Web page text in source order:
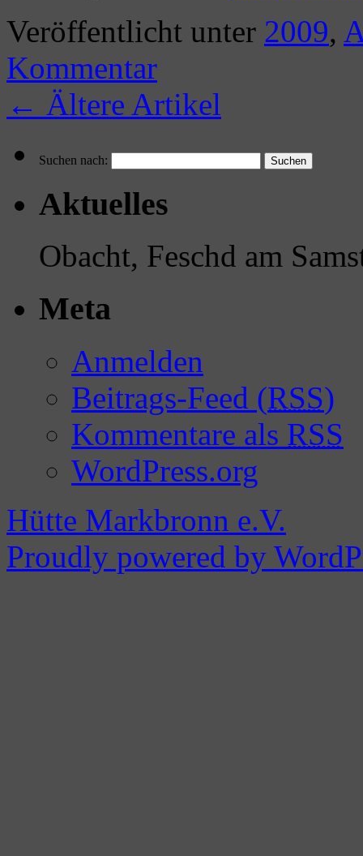
Veröffentlicht unter 2009,
Kommentar
← Ältere Artikel
Suchen nach:
Aktuelles
Obacht, Feschd am
Meta
Anmelden
Beitrags-Feed (RSS)
Kommentare als RSS
WordPress.org
Hütte Markbronn e.V.
Proudly powered by